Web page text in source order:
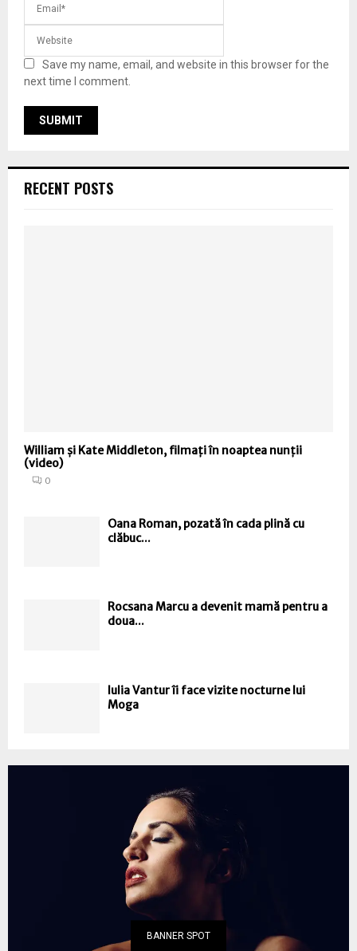
Save my name, email, and website in this browser for the
next time I comment.
RECENT POSTS
William și Kate Middleton, filmați în noaptea nunții
(video)
0
Oana Roman, pozată în cada plină cu
clăbuc...
Rocsana Marcu a devenit mamă pentru a
doua...
Iulia Vantur îi face vizite nocturne lui
Moga
BANNER SPOT